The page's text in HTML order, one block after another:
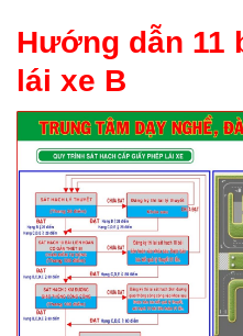
Hướng dẫn 11
lái xe B